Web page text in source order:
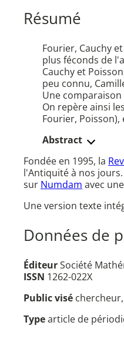
Résumé
Fourier, Cauchy
plus féconds de
Cauchy et
peu connu,
Une
On repère ainsi
Fourier, Poisson),
Abstract
Fondée en 1995, la
l'Antiquité à nos
sur Numdam avec
Une version texte
Données de
ÉditeurSociété
ISSN 1262-022X
Public visé
Typearticle de